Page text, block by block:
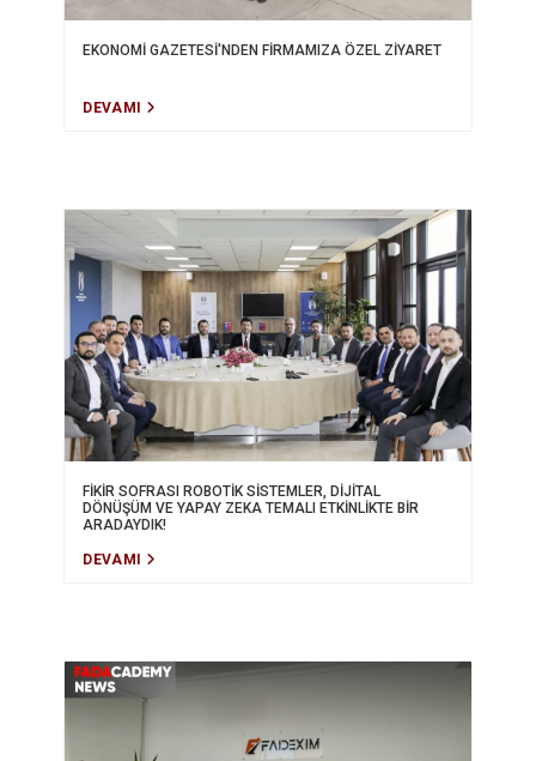
EKONOMİ GAZETESİ'NDEN FİRMAMIZA ÖZEL ZİYARET
DEVAMI
FİKİR SOFRASI ROBOTİK SİSTEMLER, DİJİTAL
DÖNÜŞÜM VE YAPAY ZEKA TEMALI ETKİNLİKTE BİR
ARADAYDIK!
DEVAMI